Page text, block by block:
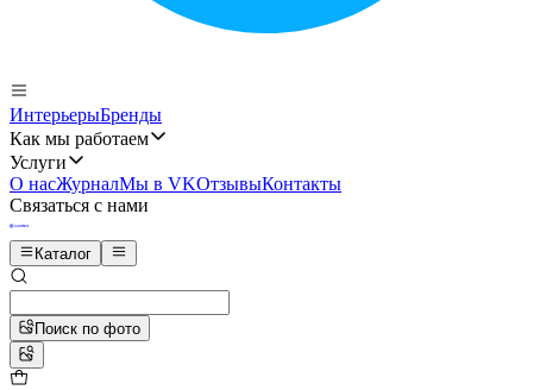
ИнтерьерыБренды
Как мы работаем
Услуги
О насЖурналМы в VKОтзывыКонтакты
Связаться с нами
Каталог
Поиск по фото